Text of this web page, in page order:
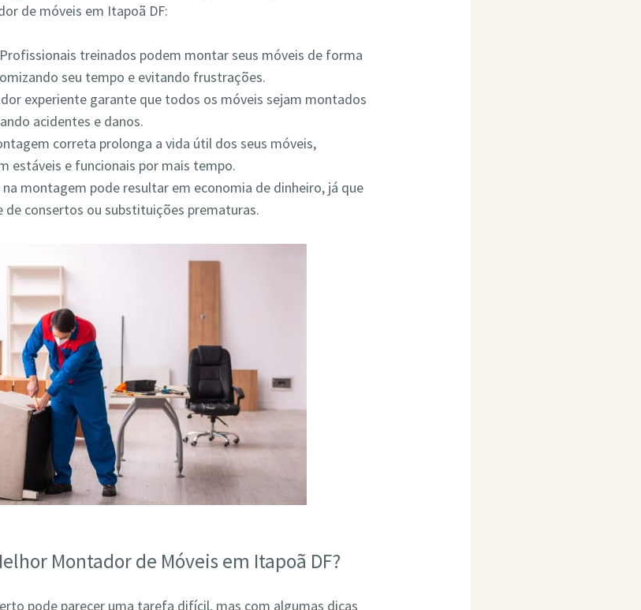
de móveis em Itapoã DF:
treinados podem montar seus móveis de forma
seu tempo e evitando frustrações.
experiente garante que todos os móveis sejam montados
acidentes e danos.
correta prolonga a vida útil dos seus móveis,
estáveis e funcionais por mais tempo.
na montagem pode resultar em economia de dinheiro, já que
de consertos ou substituições prematuras.
Montador de Móveis em Itapoã DF?
pode parecer uma tarefa difícil, mas com algumas dicas